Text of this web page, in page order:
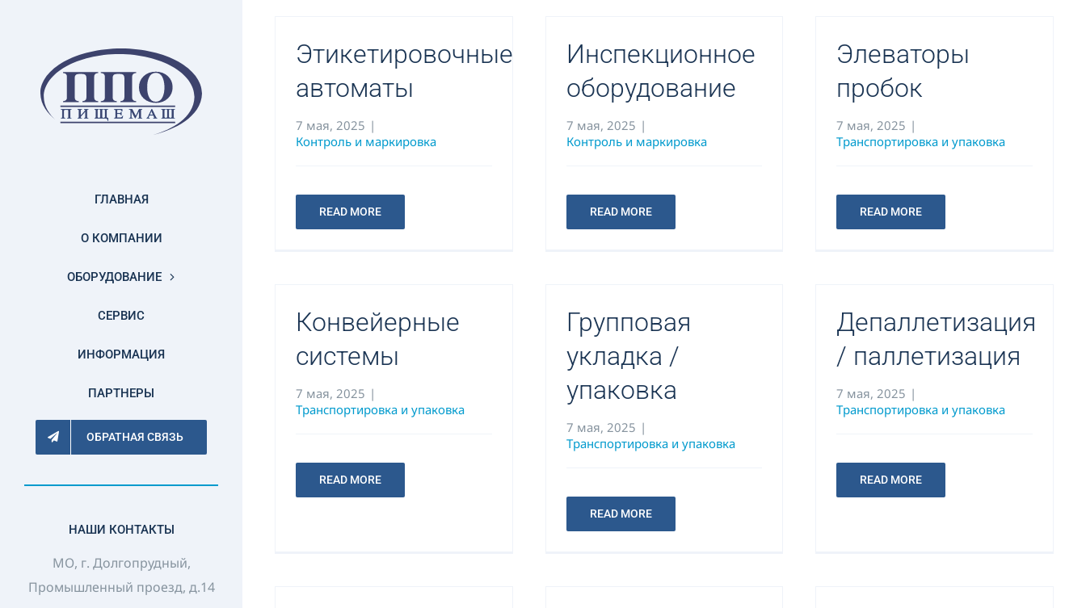
ГЛАВНАЯ
О КОМПАНИИ
ОБОРУДОВАНИЕ
СЕРВИС
ИНФОРМАЦИЯ
ПАРТНЕРЫ
ОБРАТНАЯ СВЯЗЬ
НАШИ КОНТАКТЫ
МО, г. Долгопрудный,
Промышленный проезд, д.14
Этикетировочные
автоматы
7 мая, 2025 |
Контроль и маркировка
READ MORE
Инспекционное
оборудование
7 мая, 2025 |
Контроль и маркировка
READ MORE
Элеваторы
пробок
7 мая, 2025 |
Транспортировка и упаковка
READ MORE
Конвейерные
системы
7 мая, 2025 |
Транспортировка и упаковка
READ MORE
Групповая
укладка /
упаковка
7 мая, 2025 |
Транспортировка и упаковка
READ MORE
Депаллетизация
/ паллетизация
7 мая, 2025 |
Транспортировка и упаковка
READ MORE